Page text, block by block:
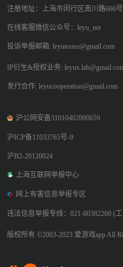
注册地址：上海市闵行区南川路666
在线客服微信公众号：leyu_net
投诉举报邮箱: leyutousu@gmail.com
IP衍生&授权业务:
发行合作: leyucooperation@gmail.com
沪公网安备31010402000659
沪ICP备11033765号-9
沪B2-20120024
上海互联网举报中心
网上有害信息举报专区
违法信息举报专线：021-60382260 (
版权所有 ©2003-2023 爱游戏app All